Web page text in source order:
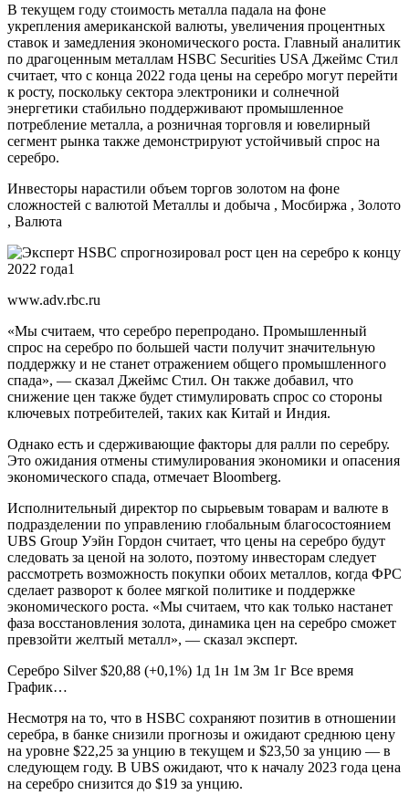
В текущем году стоимость металла падала на фоне
укрепления американской валюты, увеличения процентных
ставок и замедления экономического роста. Главный аналитик
по драгоценным металлам HSBC Securities USA Джеймс Стил
считает, что с конца 2022 года цены на серебро могут перейти
к росту, поскольку сектора электроники и солнечной
энергетики стабильно поддерживают промышленное
потребление металла, а розничная торговля и ювелирный
сегмент рынка также демонстрируют устойчивый спрос на
серебро.
Инвесторы нарастили объем торгов золотом на фоне
сложностей с валютой Металлы и добыча , Мосбиржа , Золото
, Валюта
www.adv.rbc.ru
«Мы считаем, что серебро перепродано. Промышленный
спрос на серебро по большей части получит значительную
поддержку и не станет отражением общего промышленного
спада», — сказал Джеймс Стил. Он также добавил, что
снижение цен также будет стимулировать спрос со стороны
ключевых потребителей, таких как Китай и Индия.
Однако есть и сдерживающие факторы для ралли по серебру.
Это ожидания отмены стимулирования экономики и опасения
экономического спада, отмечает Bloomberg.
Исполнительный директор по сырьевым товарам и валюте в
подразделении по управлению глобальным благосостоянием
UBS Group Уэйн Гордон считает, что цены на серебро будут
следовать за ценой на золото, поэтому инвесторам следует
рассмотреть возможность покупки обоих металлов, когда ФРС
сделает разворот к более мягкой политике и поддержке
экономического роста. «Мы считаем, что как только настанет
фаза восстановления золота, динамика цен на серебро сможет
превзойти желтый металл», — сказал эксперт.
Серебро Silver$20,88 (+0,1%) 1д 1н 1м 3м 1г Все время
График…
Несмотря на то, что в HSBC сохраняют позитив в отношении
серебра, в банке снизили прогнозы и ожидают среднюю цену
на уровне $22,25 за унцию в текущем и $23,50 за унцию — в
следующем году. В UBS ожидают, что к началу 2023 года цена
на серебро снизится до $19 за унцию.